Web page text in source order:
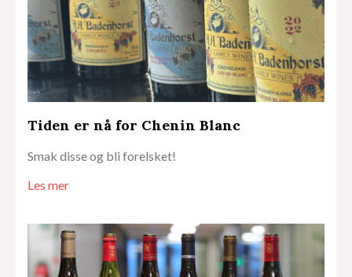
Tiden er nå for Chenin Blanc
Smak disse og bli forelsket!
Les mer